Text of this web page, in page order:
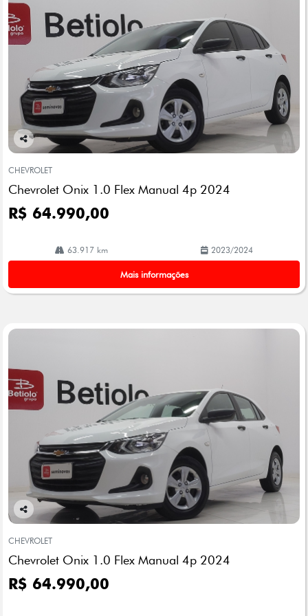
Co
arti
lhe
CHEVROLET
Chevrolet Onix 1.0 Flex Manual 4p 2024
R$ 64.990,00
63.917 km 2023/2024
Mais informações
Co
arti
lhe
CHEVROLET
Chevrolet Onix 1.0 Flex Manual 4p 2024
R$ 64.990,00